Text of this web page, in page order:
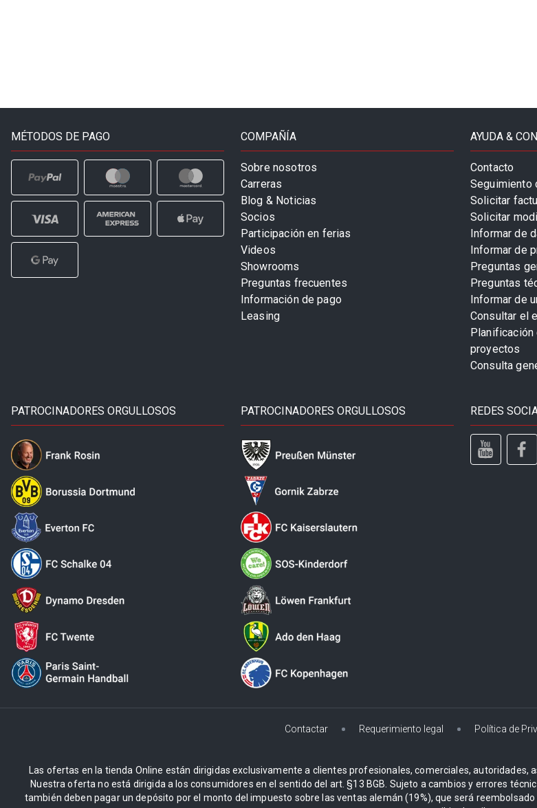
MÉTODOS DE PAGO COMPAÑÍA
Sobre nosotros
Carreras
Blog & Noticias
Socios
Participación en ferias
Videos
Showrooms
Preguntas frecuentes
Información de pago
Leasing
AYUDA &
Contacto
Seguimiento
Solicitar
Solicitar
Informar de
Informar de
Preguntas
Preguntas
Informar de
Consultar el
proyectos
Consulta
PATROCINADORES ORGULLOSOS PATROCINADORES ORGULLOSOS REDES
Contactar Requerimiento legal Política de
Las ofertas en la tienda Online están dirigidas exclusivamente a clientes profesionales, comerciales, autoridades,
Nuestra oferta no está dirigida a los consumidores en el sentido del art. §13 BGB. Sujeto a cambios y errores
también deben pagar un depósito por el monto del impuesto sobre las ventas alemán (19%), que será